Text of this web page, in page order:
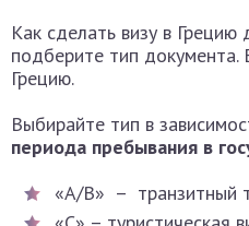
Как сделать визу в Грецию
подберите тип документа.
Грецию.
Выбирайте тип в
периода пребывания в
«А/В» – транзитный